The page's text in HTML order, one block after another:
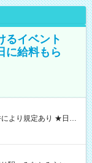
るイベント
に給料もら
GET♪ お仕事後はコ
間】試